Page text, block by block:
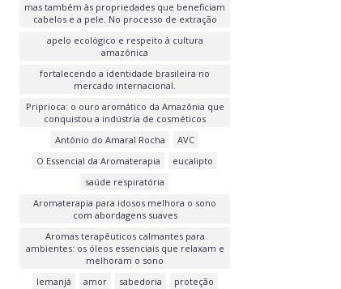
mas também às propriedades que beneficiam
cabelos e a pele. No processo de extração
apelo ecológico e respeito à cultura
amazônica
fortalecendo a identidade brasileira no
mercado internacional.
Priprioca: o ouro aromático da Amazônia que
conquistou a indústria de cosméticos
Antônio do Amaral Rocha
AVC
O Essencial da Aromaterapia
eucalipto
saúde respiratória
Aromaterapia para idosos melhora o sono
com abordagens suaves
Aromas terapêuticos calmantes para
ambientes: os óleos essenciais que relaxam e
melhoram o sono
Iemanjá
amor sabedoria
proteção